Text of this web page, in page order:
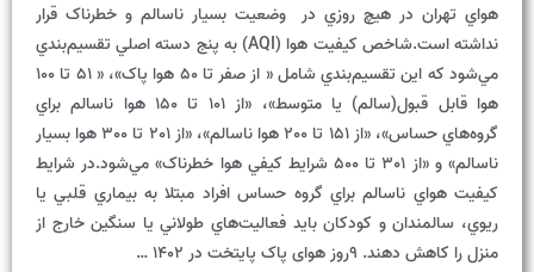
هواي تهران در هيچ روزي در وضعيت بسيار ناسالم و خطرناک قرار
نداشته است.شاخص کيفيت هوا (AQI) به پنج دسته اصلي تقسيم‌بندي
مي‌شود که اين تقسيم‌بندي شامل « از صفر تا 50 هوا پاک»، « 51 تا 100
هوا قابل قبول(سالم) يا متوسط»، «از 101 تا 150 هوا ناسالم براي
گروه‌هاي حساس»، «از 151 تا 200 هوا ناسالم»، «از 201 تا 300 هوا بسيار
ناسالم» و «از 301 تا 500 شرايط کيفي هوا خطرناک» مي‌شود.در شرايط
کيفيت هواي ناسالم براي گروه حساس افراد مبتلا به بيماري قلبي يا
ريوي، سالمندان و کودکان بايد فعاليت‌هاي طولاني يا سنگين خارج از
منزل را کاهش دهند. 9روز هوای پاک پایتخت در 1402 …